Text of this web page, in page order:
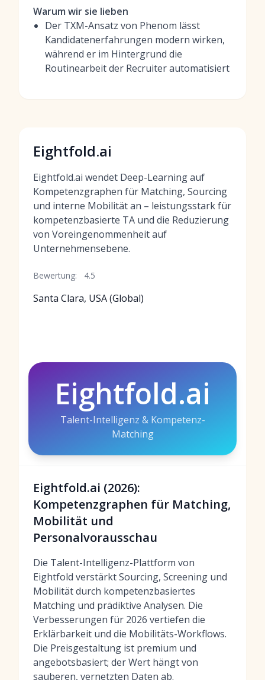
Warum wir sie lieben
Der TXM-Ansatz von Phenom lässt
Kandidatenerfahrungen modern wirken,
während er im Hintergrund die
Routinearbeit der Recruiter automatisiert
Eightfold.ai
Eightfold.ai wendet Deep-Learning auf
Kompetenzgraphen für Matching, Sourcing
und interne Mobilität an – leistungsstark für
kompetenzbasierte TA und die Reduzierung
von Voreingenommenheit auf
Unternehmensebene.
Bewertung: 4.5
Santa Clara, USA (Global)
Eightfold.ai
Talent-Intelligenz & Kompetenz-
Matching
Eightfold.ai (2026):
Kompetenzgraphen für Matching,
Mobilität und
Personalvorausschau
Die Talent-Intelligenz-Plattform von
Eightfold verstärkt Sourcing, Screening und
Mobilität durch kompetenzbasiertes
Matching und prädiktive Analysen. Die
Verbesserungen für 2026 vertiefen die
Erklärbarkeit und die Mobilitäts-Workflows.
Die Preisgestaltung ist premium und
angebotsbasiert; der Wert hängt von
sauberen, vernetzten Daten ab.